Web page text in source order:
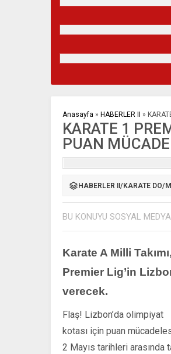
Anasayfa » HABERLER II »
KARATE 1
PUAN
HABERLER II/KARATE DO/
BU KONUYU SOSYAL
Karate A Milli
Premier Lig’in
verecek.
Flaş! Lizbon’da olimpiyat
kotası için puan
2 Mayıs tarihleri arasında